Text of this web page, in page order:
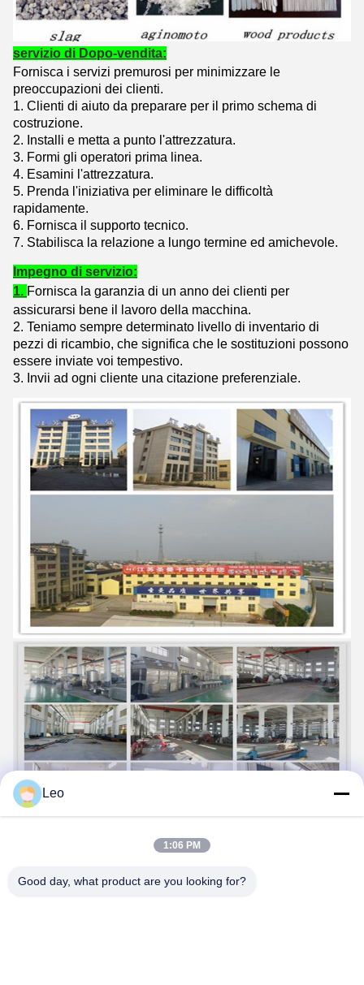
servizio di Dopo-vendita:
Fornisca i servizi premurosi per minimizzare le
preoccupazioni dei clienti.
1. Clienti di aiuto da preparare per il primo schema di
costruzione.
2. Installi e metta a punto l'attrezzatura.
3. Formi gli operatori prima linea.
4. Esamini l'attrezzatura.
5. Prenda l'iniziativa per eliminare le difficoltà
rapidamente.
6. Fornisca il supporto tecnico.
7. Stabilisca la relazione a lungo termine ed amichevole.
Impegno di servizio:
1. Fornisca la garanzia di un anno dei clienti per
assicurarsi bene il lavoro della macchina.
2. Teniamo sempre determinato livello di inventario di
pezzi di ricambio, che significa che le sostituzioni possono
essere inviate voi tempestivo.
3. Invii ad ogni cliente una citazione preferenziale.
Leo
1:06 PM
Good day, what product are you looking for?